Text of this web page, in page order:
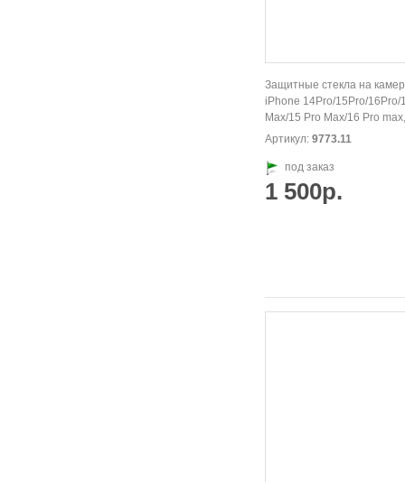
Защитные стекла на
iPhone 14Pro/15Pro/16Pro/
Max/15 Pro Max/16 Pro
Артикул: 9773.11
под заказ
1 500р.